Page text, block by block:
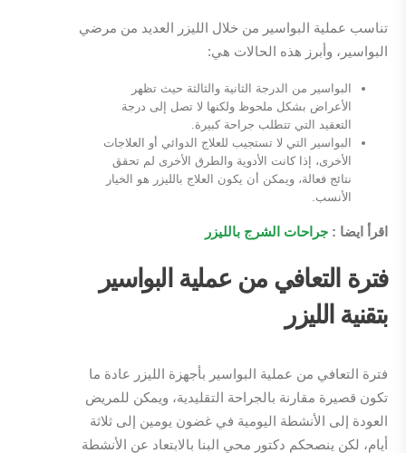
تناسب عملية البواسير من خلال الليزر العديد من مرضي
البواسير، وأبرز هذه الحالات هي:
البواسير من الدرجة الثانية والثالثة حيث تظهر
الأعراض بشكل ملحوظ ولكنها لا تصل إلى درجة
التعقيد التي تتطلب جراحة كبيرة.
البواسير التي لا تستجيب للعلاج الدوائي أو العلاجات
الأخرى، إذا كانت الأدوية والطرق الأخرى لم تحقق
نتائج فعالة، ويمكن أن يكون العلاج بالليزر هو الخيار
الأنسب.
اقرأ ايضا : جراحات الشرج بالليزر
فترة التعافي من عملية البواسير
بتقنية الليزر
فترة التعافي من عملية البواسير بأجهزة الليزر عادة ما
تكون قصيرة مقارنة بالجراحة التقليدية، ويمكن للمريض
العودة إلى الأنشطة اليومية في غضون يومين إلى ثلاثة
أيام، لكن ينصحكم دكتور محي البنا بالابتعاد عن الأنشطة